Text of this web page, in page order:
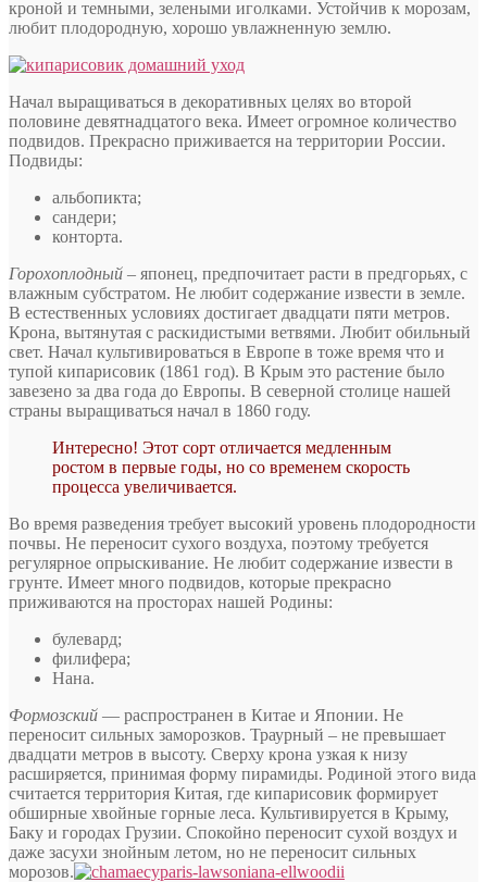
кроной и темными, зелеными иголками. Устойчив к морозам,
любит плодородную, хорошо увлажненную землю.
Начал выращиваться в декоративных целях во второй
половине девятнадцатого века. Имеет огромное количество
подвидов. Прекрасно приживается на территории России.
Подвиды:
альбопикта;
сандери;
конторта.
Горохоплодный – японец, предпочитает расти в предгорьях, с
влажным субстратом. Не любит содержание извести в земле.
В естественных условиях достигает двадцати пяти метров.
Крона, вытянутая с раскидистыми ветвями. Любит обильный
свет. Начал культивироваться в Европе в тоже время что и
тупой кипарисовик (1861 год). В Крым это растение было
завезено за два года до Европы. В северной столице нашей
страны выращиваться начал в 1860 году.
Интересно! Этот сорт отличается медленным
ростом в первые годы, но со временем скорость
процесса увеличивается.
Во время разведения требует высокий уровень плодородности
почвы. Не переносит сухого воздуха, поэтому требуется
регулярное опрыскивание. Не любит содержание извести в
грунте. Имеет много подвидов, которые прекрасно
приживаются на просторах нашей Родины:
булевард;
филифера;
Нана.
Формозский — распространен в Китае и Японии. Не
переносит сильных заморозков. Траурный – не превышает
двадцати метров в высоту. Сверху крона узкая к низу
расширяется, принимая форму пирамиды. Родиной этого вида
считается территория Китая, где кипарисовик формирует
обширные хвойные горные леса. Культивируется в Крыму,
Баку и городах Грузии. Спокойно переносит сухой воздух и
даже засухи знойным летом, но не переносит сильных
морозов.